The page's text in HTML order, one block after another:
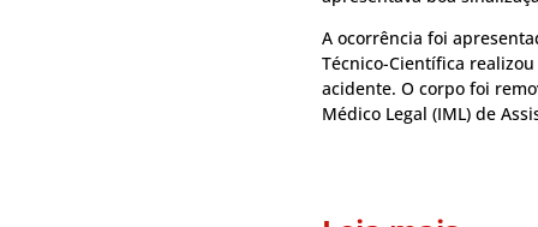
A ocorrência foi
Técnico-Científica
acidente. O corpo foi
Médico Legal (IML) de